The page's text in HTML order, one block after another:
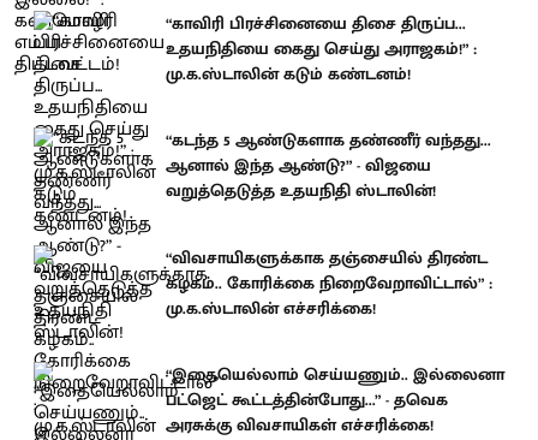
“காவிரி பிரச்சினையை திசை திருப்ப...
உதயநிதியை கைது செய்து அராஜகம்!” :
மு.க.ஸ்டாலின் கடும் கண்டனம்!
“கடந்த 5 ஆண்டுகளாக தண்ணீர் வந்தது...
ஆனால் இந்த ஆண்டு?” - விஜயை
வறுத்தெடுத்த உதயநிதி ஸ்டாலின்!
“விவசாயிகளுக்காக தஞ்சையில் திரண்ட
கழகம்.. கோரிக்கை நிறைவேறாவிட்டால்” :
மு.க.ஸ்டாலின் எச்சரிக்கை!
“இதையெல்லாம் செய்யணும்.. இல்லைனா
பட்ஜெட் கூட்டத்தின்போது...” - தவெக
அரசுக்கு விவசாயிகள் எச்சரிக்கை!